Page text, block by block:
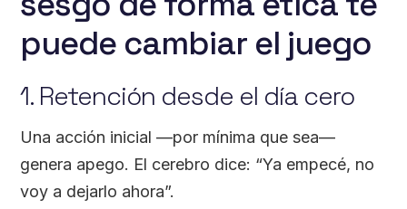
puede cambiar el juego
1. Retención desde el día cero
Una acción inicial —por mínima que sea—
genera apego. El cerebro dice: “Ya empecé, no
voy a dejarlo ahora”.